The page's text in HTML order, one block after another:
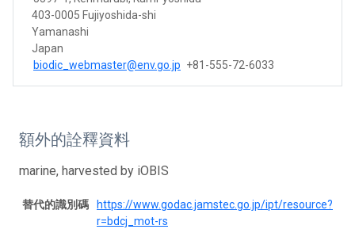
403-0005 Fujiyoshida-shi
Yamanashi
Japan
biodic_webmaster@env.go.jp +81-555-72-6033
額外的詮釋資料
marine, harvested by iOBIS
替代的識別碼
https://www.godac.jamstec.go.jp/ipt/resource?
r=bdcj_mot-rs